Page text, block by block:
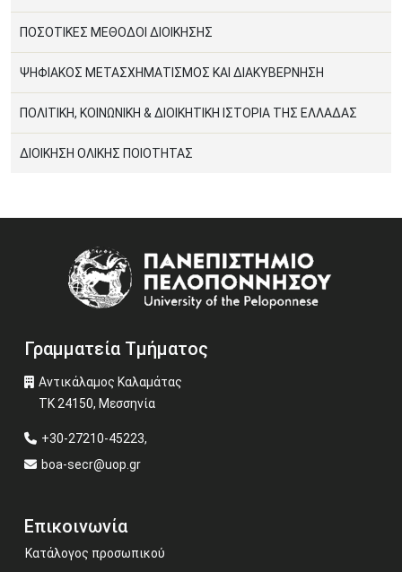
ΠΟΣΟΤΙΚΕΣ ΜΕΘΟΔΟΙ ΔΙΟΙΚΗΣΗΣ
ΨΗΦΙΑΚΟΣ ΜΕΤΑΣΧΗΜΑΤΙΣΜΟΣ ΚΑΙ ΔΙΑΚΥΒΕΡΝΗΣΗ
ΠΟΛΙΤΙΚΗ, ΚΟΙΝΩΝΙΚΗ & ΔΙΟΙΚΗΤΙΚΗ ΙΣΤΟΡΙΑ ΤΗΣ ΕΛΛΑΔΑΣ
ΔΙΟΙΚΗΣΗ ΟΛΙΚΗΣ ΠΟΙΟΤΗΤΑΣ
Γραμματεία Τμήματος
Αντικάλαμος Καλαμάτας
ΤΚ 24150, Μεσσηνία
+30-27210-45223,
boa-secr@uop.gr
Επικοινωνία
Κατάλογος προσωπικού